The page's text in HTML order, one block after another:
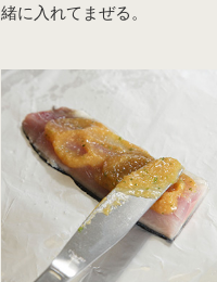
緒に入れてまぜる。